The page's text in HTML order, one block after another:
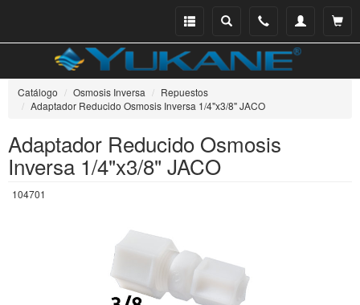
Ver
Mi
Teléfono
Buscar
Menu
Catálogo Osmosis Inversa
Repuestos
Adaptador Reducido Osmosis Inversa 1/4"x3/8" JACO
Adaptador Reducido Osmosis
Inversa 1/4"x3/8" JACO
104701